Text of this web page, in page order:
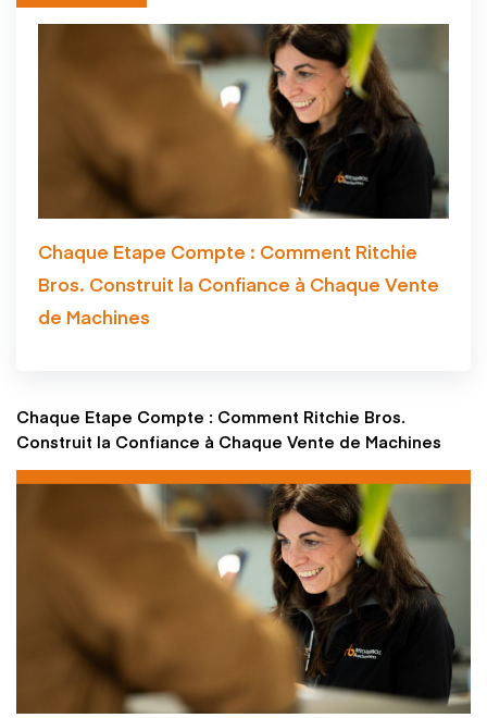
Chaque Etape Compte : Comment Ritchie
Bros. Construit la Confiance à Chaque Vente
de Machines
Chaque Etape Compte : Comment Ritchie Bros.
Construit la Confiance à Chaque Vente de Machines